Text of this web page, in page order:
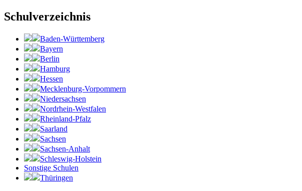
Schulverzeichnis
Baden-Württemberg
Bayern
Berlin
Hamburg
Hessen
Mecklenburg-Vorpommern
Niedersachsen
Nordrhein-Westfalen
Rheinland-Pfalz
Saarland
Sachsen
Sachsen-Anhalt
Schleswig-Holstein
Sonstige Schulen
Thüringen